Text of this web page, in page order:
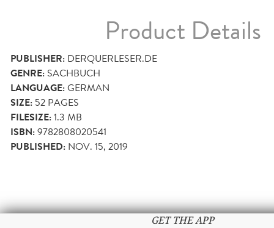
Product Details
PUBLISHER: DERQUERLESER.DE
GENRE: SACHBUCH
LANGUAGE:GERMAN
SIZE: 52 PAGES
FILESIZE:1.3 MB
ISBN:9782808020541
PUBLISHED: NOV. 15, 2019
GET THE APP